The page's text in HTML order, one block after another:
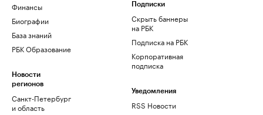
Финансы
Биографии
База знаний
РБК Образование
Новости
регионов
Санкт-Петербург
и область
Подписки
Скрыть баннеры
на РБК
Подписка на РБК
Корпоративная
подписка
Уведомления
RSS Новости